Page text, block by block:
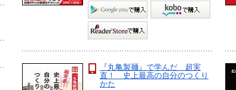
『丸亀製麺』で学んだ 超実
直！ 史上最高の自分のつくり
かた